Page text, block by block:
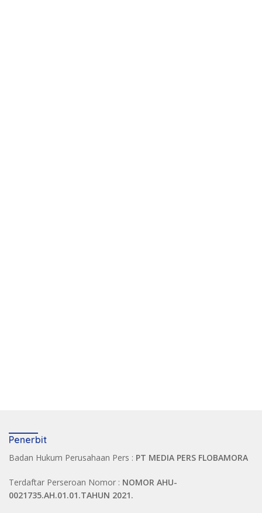
Penerbit
Badan Hukum Perusahaan Pers : PT MEDIA PERS FLOBAMORA
Terdaftar Perseroan Nomor : NOMOR AHU-
0021735.AH.01.01.TAHUN 2021.